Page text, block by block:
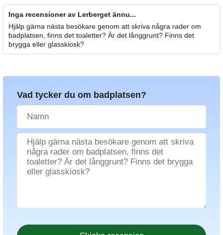
Inga recensioner av Lerberget ännu...
Hjälp gärna nästa besökare genom att skriva några rader om
badplatsen, finns det toaletter? Är det långgrunt? Finns det
brygga eller glasskiosk?
Vad tycker du om badplatsen?